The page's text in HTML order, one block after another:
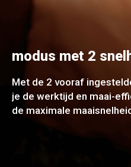
modus met 2
Met de 2 vooraf
je de werktijd en maai-
de maximale